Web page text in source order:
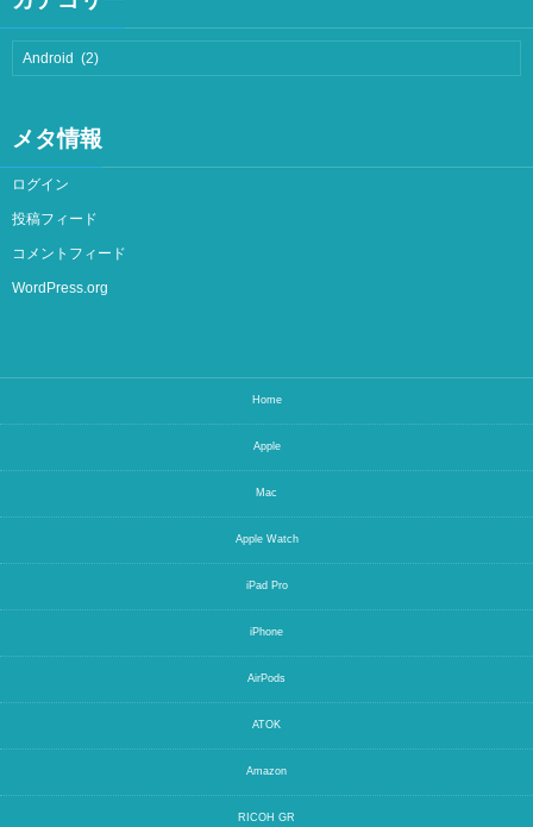
メタ情報
ログイン
投稿フィード
コメントフィード
WordPress.org
Home
Apple
Mac
Apple Watch
iPad Pro
iPhone
AirPods
ATOK
Amazon
RICOH GR